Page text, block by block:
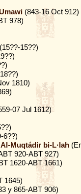
(843-16 Oct 912)
978)
(15??-15??)
1810)
07 Jul 1612)
6??)
Muqtádir bi-L·lah
920-ABT 927)
1620-ABT 1661)
1645)
y 865-ABT 906)